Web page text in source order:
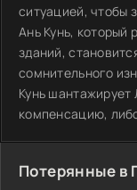
ситуацией, чтобы
Ань Кунь, который
зданий,
сомнительного
Кунь шантажирует
компенсацию,
Потерянные в